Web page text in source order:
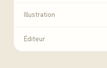
Illustration
Éditeur